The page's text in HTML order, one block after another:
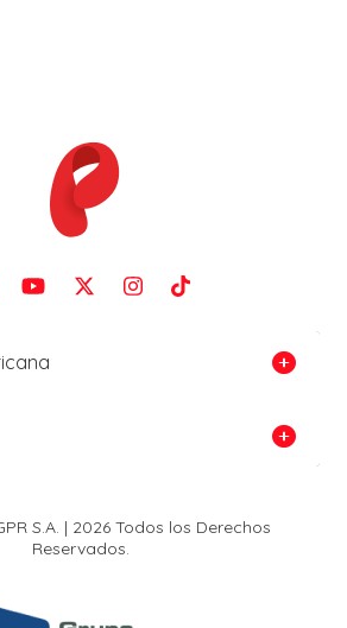
S.A. | 2026 Todos los Derechos
Reservados.